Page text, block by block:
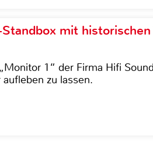
mit historischen
1“ der Firma Hifi
zu lassen.